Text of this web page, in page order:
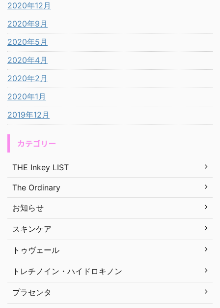
2020年12月
2020年9月
2020年5月
2020年4月
2020年2月
2020年1月
2019年12月
カテゴリー
THE Inkey LIST
The Ordinary
お知らせ
スキンケア
トゥヴェール
トレチノイン・ハイドロキノン
プラセンタ